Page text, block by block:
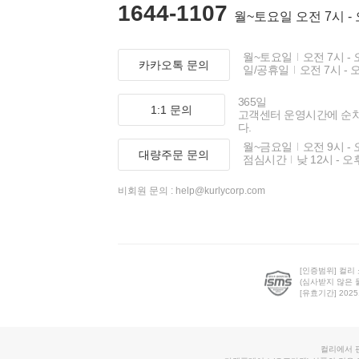
1644-1107 월~토요일 오전 7시 -
카카오톡 문의
월~토요일
오전 7시 -
일/공휴일
오전 7시 -
1:1 문의
365일
고객센터 운영시간에 순
다.
대량주문 문의
월~금요일
오전 9시 -
점심시간
낮 12시 - 오
비회원 문의 : help@kurlycorp.com
[인증범위] 컬리
(심사받지 않은
[유효기간]
컬리에서